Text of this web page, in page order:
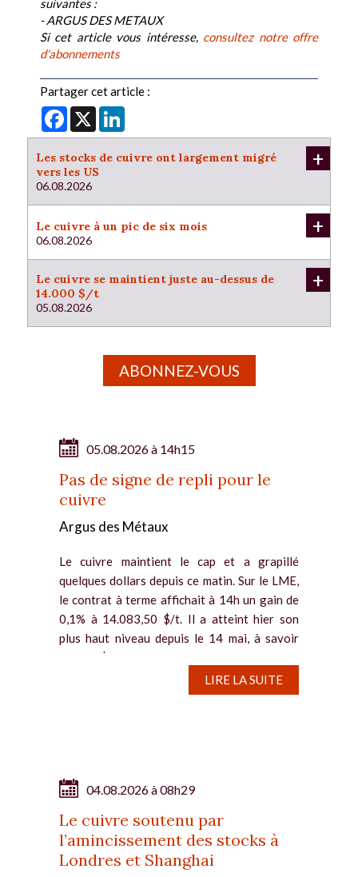
suivantes :
- ARGUS DES METAUX
Si cet article vous intéresse, consultez notre offre
d'abonnements
Partager cet article :
Facebook
X
Les stocks de cuivre ont largement migré
vers les US
06.08.2026
+
Le cuivre à un pic de six mois
06.08.2026
+
Le cuivre se maintient juste au-dessus de
14.000 $/t
05.08.2026
+
ABONNEZ-VOUS
05.08.2026 à 14h15
Pas de signe de repli pour le
cuivre
Argus des Métaux
Le cuivre maintient le cap et a grapillé
quelques dollars depuis ce matin. Sur le LME,
le contrat à terme affichait à 14h un gain de
0,1% à 14.083,50 $/t. Il a atteint hier son
plus haut niveau depuis le 14 mai, à savoir
14.117 $/t. Des...
LIRE LA SUITE
04.08.2026 à 08h29
Le cuivre soutenu par
l’amincissement des stocks à
Londres et Shanghai